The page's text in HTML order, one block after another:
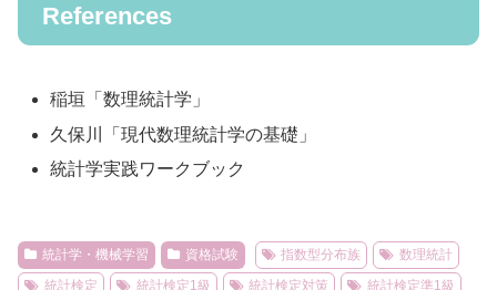
References
稲垣「数理統計学」
久保川「現代数理統計学の基礎」
統計学実践ワークブック
統計学・機械学習 資格試験 指数型分布族
数理統計
統計検定
統計検定1級 統計検定対策 統計検定準1級